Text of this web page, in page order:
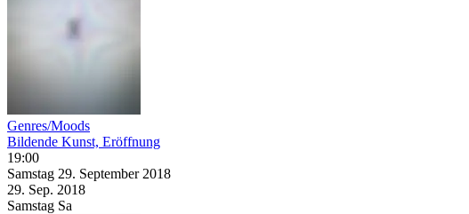
Genres/Moods
Bildende Kunst, Eröffnung
19:00
Samstag 29. September 2018
29. Sep. 2018
Samstag Sa